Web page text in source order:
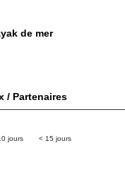
de mer
/ Partenaires
jours < 15 jours